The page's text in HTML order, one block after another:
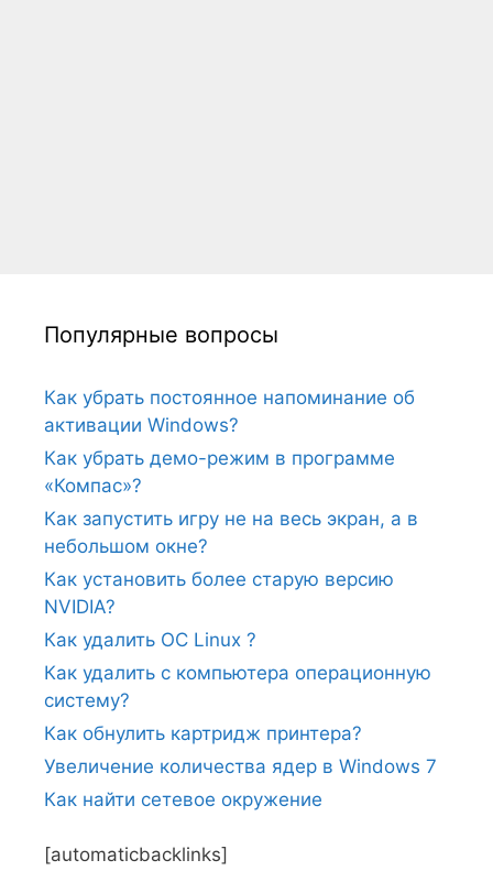
Популярные вопросы
Как убрать постоянное напоминание об
активации Windows?
Как убрать демо-режим в программе
«Компас»?
Как запустить игру не на весь экран, а в
небольшом окне?
Как установить более старую версию
NVIDIA?
Как удалить ОС Linux ?
Как удалить с компьютера операционную
систему?
Как обнулить картридж принтера?
Увеличение количества ядер в Windows 7
Как найти сетевое окружение
[automaticbacklinks]